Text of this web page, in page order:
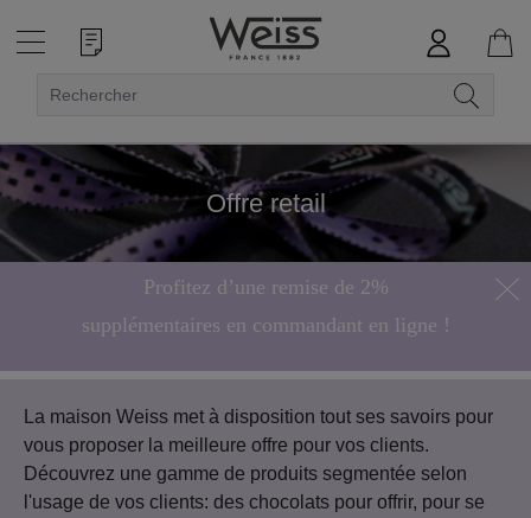
Offre retail
Profitez d’une remise de 2%
supplémentaires en commandant en ligne !
La maison Weiss met à disposition tout ses savoirs pour
vous proposer la meilleure offre pour vos clients.
Découvrez une gamme de produits segmentée selon
l'usage de vos clients: des chocolats pour offrir, pour se